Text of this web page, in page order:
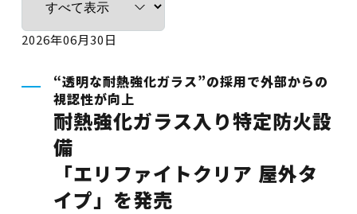
2026年06月30日
“透明な耐熱強化ガラス”の採用で外部からの
視認性が向上
耐熱強化ガラス入り特定防火設
備
「エリファイトクリア 屋外タ
イプ」を発売